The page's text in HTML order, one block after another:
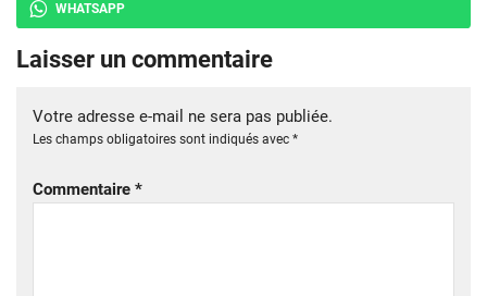
WHATSAPP
Laisser un commentaire
Votre adresse e-mail ne sera pas publiée.
Les champs obligatoires sont indiqués avec *
Commentaire *